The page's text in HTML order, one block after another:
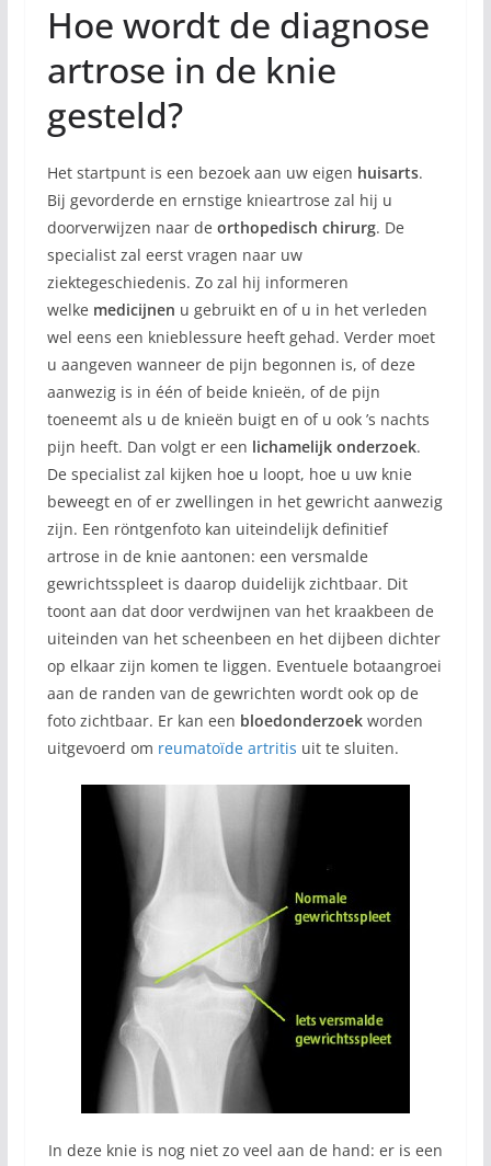
Hoe wordt de diagnose
artrose in de knie
gesteld?
Het startpunt is een bezoek aan uw eigen huisarts.
Bij gevorderde en ernstige knieartrose zal hij u
doorverwijzen naar de orthopedisch chirurg. De
specialist zal eerst vragen naar uw
ziektegeschiedenis. Zo zal hij informeren
welke medicijnen u gebruikt en of u in het verleden
wel eens een knieblessure heeft gehad. Verder moet
u aangeven wanneer de pijn begonnen is, of deze
aanwezig is in één of beide knieën, of de pijn
toeneemt als u de knieën buigt en of u ook ’s nachts
pijn heeft. Dan volgt er een lichamelijk onderzoek.
De specialist zal kijken hoe u loopt, hoe u uw knie
beweegt en of er zwellingen in het gewricht aanwezig
zijn. Een röntgenfoto kan uiteindelijk definitief
artrose in de knie aantonen: een versmalde
gewrichtsspleet is daarop duidelijk zichtbaar. Dit
toont aan dat door verdwijnen van het kraakbeen de
uiteinden van het scheenbeen en het dijbeen dichter
op elkaar zijn komen te liggen. Eventuele botaangroei
aan de randen van de gewrichten wordt ook op de
foto zichtbaar. Er kan een bloedonderzoekworden
uitgevoerd om reumatoïde artritis uit te sluiten.
In deze knie is nog niet zo veel aan de hand: er is een